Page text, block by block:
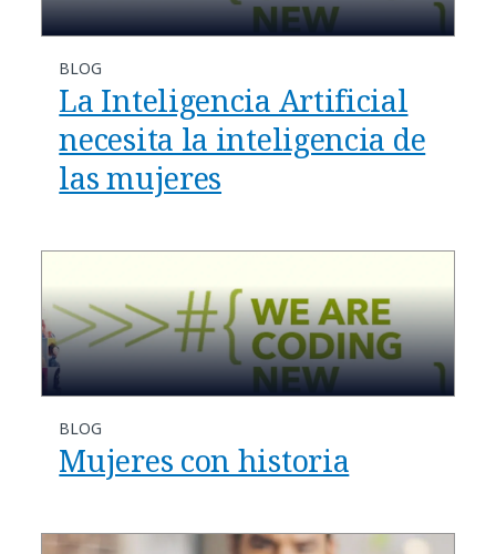
BLOG
La Inteligencia Artificial
necesita la inteligencia de
las mujeres
BLOG
Mujeres con historia